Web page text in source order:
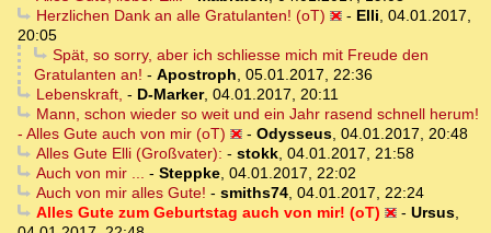
Herzlichen Dank an alle Gratulanten! (oT)
- Elli, 04.01.2017,
20:05
Spät, so sorry, aber ich schliesse mich mit Freude den
Gratulanten an! - Apostroph, 05.01.2017, 22:36
Lebenskraft, - D-Marker, 04.01.2017, 20:11
Mann, schon wieder so weit und ein Jahr rasend schnell herum!
- Alles Gute auch von mir (oT)
- Odysseus, 04.01.2017, 20:48
Alles Gute Elli (Großvater): - stokk, 04.01.2017, 21:58
Auch von mir ... - Steppke, 04.01.2017, 22:02
Auch von mir alles Gute! - smiths74, 04.01.2017, 22:24
Alles Gute zum Geburtstag auch von mir! (oT)
- Ursus,